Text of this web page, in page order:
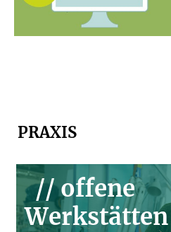
PRAXIS
// offene
Werkstätten